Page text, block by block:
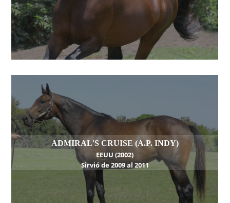
ADMIRAL'S CRUISE (A.P. INDY)
EEUU (2002)
Sirvió de 2009 al 2011